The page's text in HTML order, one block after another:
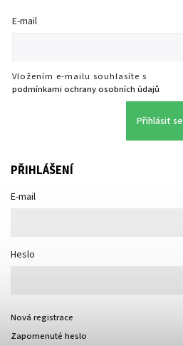
E-mail
Vložením e-mailu souhlasíte s
podmínkami ochrany osobních údajů
Přihlásit se
PŘIHLÁŠENÍ
E-mail
Heslo
Nová registrace
Zapomenuté heslo